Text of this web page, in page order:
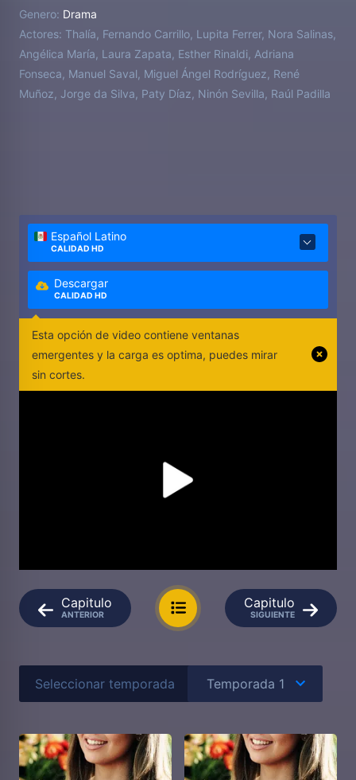
felices.
Genero: Drama
Actores: Thalía, Fernando Carrillo, Lupita Ferrer, Nora Salinas,
Angélica María, Laura Zapata, Esther Rinaldi, Adriana
Fonseca, Manuel Saval, Miguel Ángel Rodríguez, René
Muñoz, Jorge da Silva, Paty Díaz, Ninón Sevilla, Raúl Padilla
Español Latino
CALIDAD HD
Descargar
CALIDAD HD
Esta opción de video contiene ventanas
emergentes y la carga es optima, puedes mirar
sin cortes.
Capitulo
ANTERIOR
Capitulo
SIGUIENTE
Seleccionar temporada